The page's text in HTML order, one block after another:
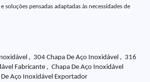
soluções pensadas adaptadas às necessidades de
, 304 Chapa De Aço Inoxidável , 316
Fabricante , Chapa De Aço Inoxidável
Aço Inoxidável Exportador